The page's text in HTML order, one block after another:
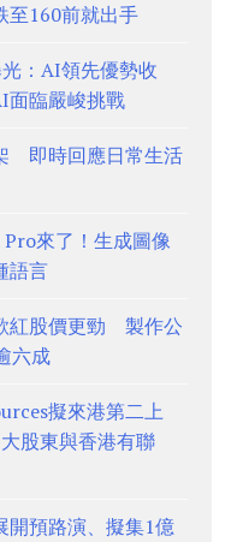
至160前就出手
：AI領先優勢收
臨嚴峻挑戰
即時回應日常生活
來了！生成圖像
語言
紅股價更勁 製作公
六成
擬來港第二上
股東與香港有聯
開預路演、擬集1億